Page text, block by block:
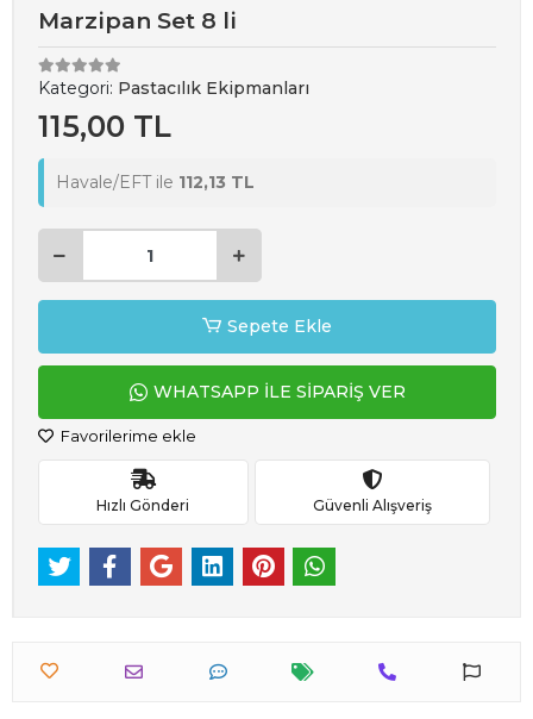
Marzipan Set 8 li
Kategori: Pastacılık Ekipmanları
115,00 TL
Havale/EFT ile 112,13 TL
Sepete Ekle
WHATSAPP İLE SİPARİŞ VER
Favorilerime ekle
Hızlı Gönderi Güvenli Alışveriş